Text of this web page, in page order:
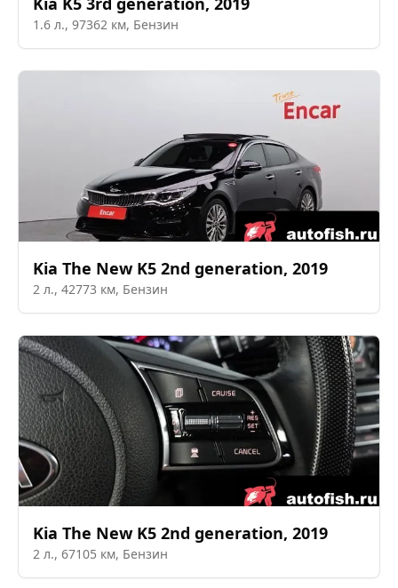
1.6 л., 97362 км, Бензин
Kia The New K5 2nd generation, 2019
2 л., 42773 км, Бензин
Kia The New K5 2nd generation, 2019
2 л., 67105 км, Бензин